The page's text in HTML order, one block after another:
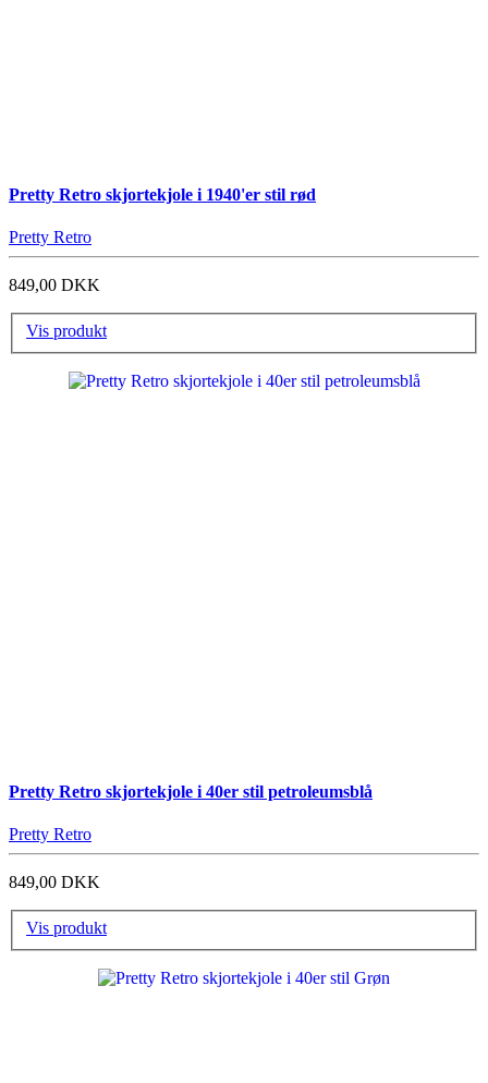
Pretty Retro skjortekjole i 1940'er stil rød
Pretty Retro
849,00 DKK
Vis produkt
Pretty Retro skjortekjole i 40er stil petroleumsblå
Pretty Retro
849,00 DKK
Vis produkt